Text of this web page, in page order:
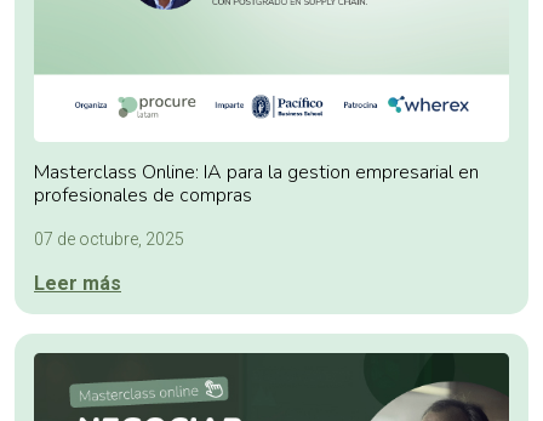
Masterclass Online: IA para la gestion empresarial en
profesionales de compras
07 de octubre, 2025
Leer más